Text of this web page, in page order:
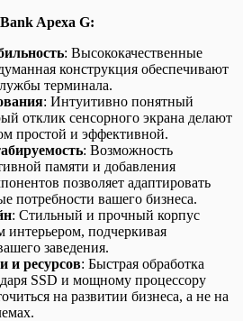
Apexa G:
: Высококачественные
конструкция обеспечивают
терминала.
: Интуитивно понятный
отклик сенсорного экрана делают
простой и эффективной.
: Возможность
памяти и добавления
позволяет адаптировать
потребности вашего бизнеса.
: Стильный и прочный корпус
интерьером, подчеркивая
заведения.
и ресурсов: Быстрая обработка
SSD и мощному процессору
на развитии бизнеса, а не на